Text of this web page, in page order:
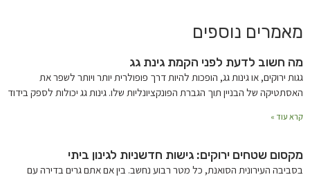
מאמרים נוספים
מה חשוב לדעת לפני הקמת גינת גג
גגות ירוקים, או גינות גג, הופכות להיות דרך פופולרית יותר ויותר לשפר את
האסתטיקה של הבניין תוך הגברת הפונקציונליות שלו. גינות גג יכולות לספק בידוד
קרא עוד »
מקסום שטחים ירוקים: גישות חדשניות לגינון ביתי
בסביבה העירונית הסואנת, כל מטר רבוע נחשב. בין אם אתם גרים בדירה עם